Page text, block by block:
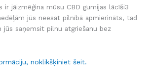
ir jāizmēģina mūsu CBD gumijas lācīši3
jūs neesat pilnībā apmierināts, tad
jūs saņemsit pilnu atgriešanu bez
noklikšķiniet šeit.